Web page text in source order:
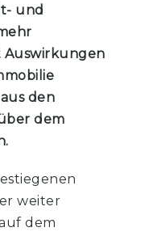
und
Auswirkungen
den
dem
weiter
dem